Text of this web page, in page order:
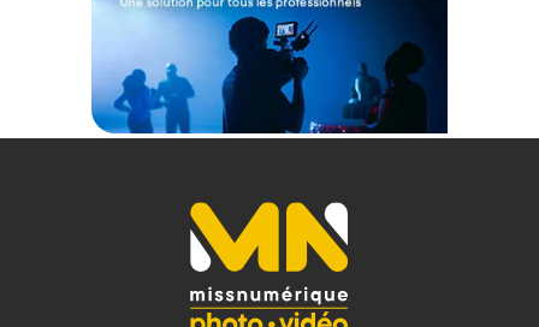
1x Rouleau fond papier Savage Widetone Seamless Orchid
1,36 x 11 m
Offre valable jusqu'au 07-08-2026 inclus.
731409529532
(1) Offre valable jusqu'au 31 Décembre 2030 à partir de 49 euros
d'achat, sur la base d'une expédition Chronopost 24H vers un point
relais situé en France continentale uniquement, valable uniquement